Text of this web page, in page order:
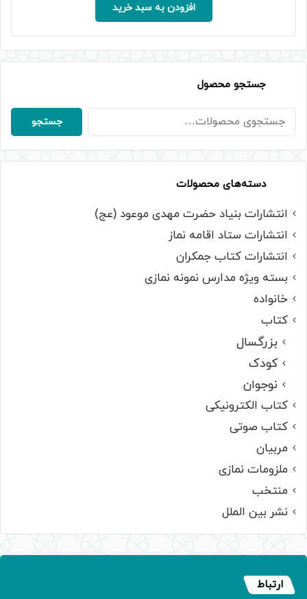
افزودن به سبد خرید
جستجو محصول
جستجو
برای:
جستجو
دسته‌های محصولات
انتشارات بنیاد حضرت مهدی موعود (عج)
انتشارات ستاد اقامه نماز
انتشارات کتاب جمکران
بسته ویژه مدارس نمونه نمازی
خانواده
کتاب
بزرگسال
کودک
نوجوان
کتاب الکترونیکی
کتاب صوتی
مربیان
ملزومات نمازی
منتخب
نشر بین الملل
ارتباط